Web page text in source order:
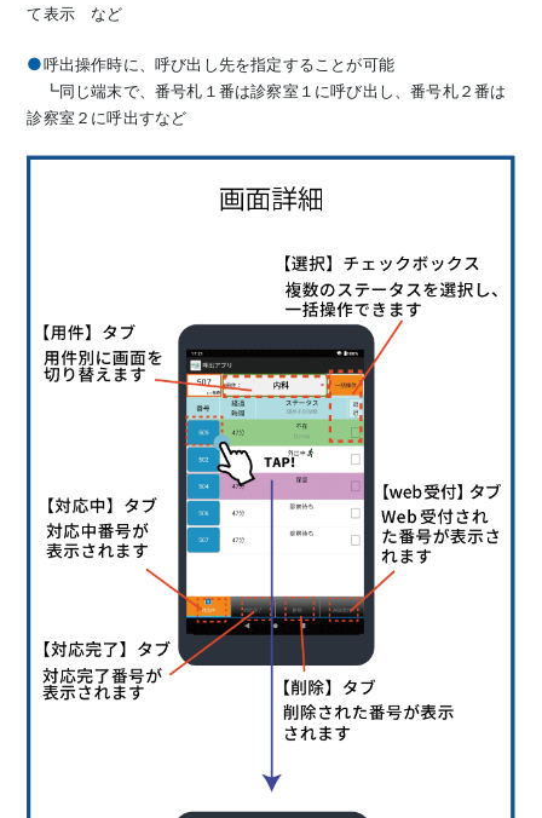
て表示 など
呼出操作時に、呼び出し先を指定することが可能
┗同じ端末で、番号札１番は診察室１に呼び出し、番号札２番は
診察室２に呼出すなど